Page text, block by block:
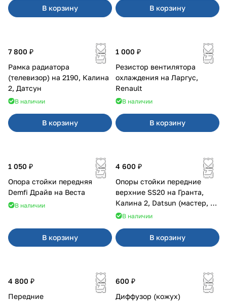
В корзину В корзину
7 800 ₽
Рамка радиатора
(телевизор) на 2190, Калина
2, Датсун
В наличии
В корзину
1 000 ₽
Резистор вентилятора
охлаждения на Ларгус,
Renault
В наличии
В корзину
1 050 ₽
Опора стойки передняя
Demfi Драйв на Веста
В наличии
В корзину
4 600 ₽
Опоры стойки передние
верхние SS20 на Гранта,
Калина 2, Datsun (мастер, с
ЭлУР, с подшипником) 2шт
В наличии
В корзину
4 800 ₽
Передние
600 ₽
Диффузор (кожух)